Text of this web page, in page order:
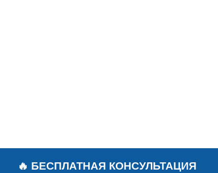
🔥 БЕСПЛАТНАЯ КОНСУЛЬТАЦИЯ